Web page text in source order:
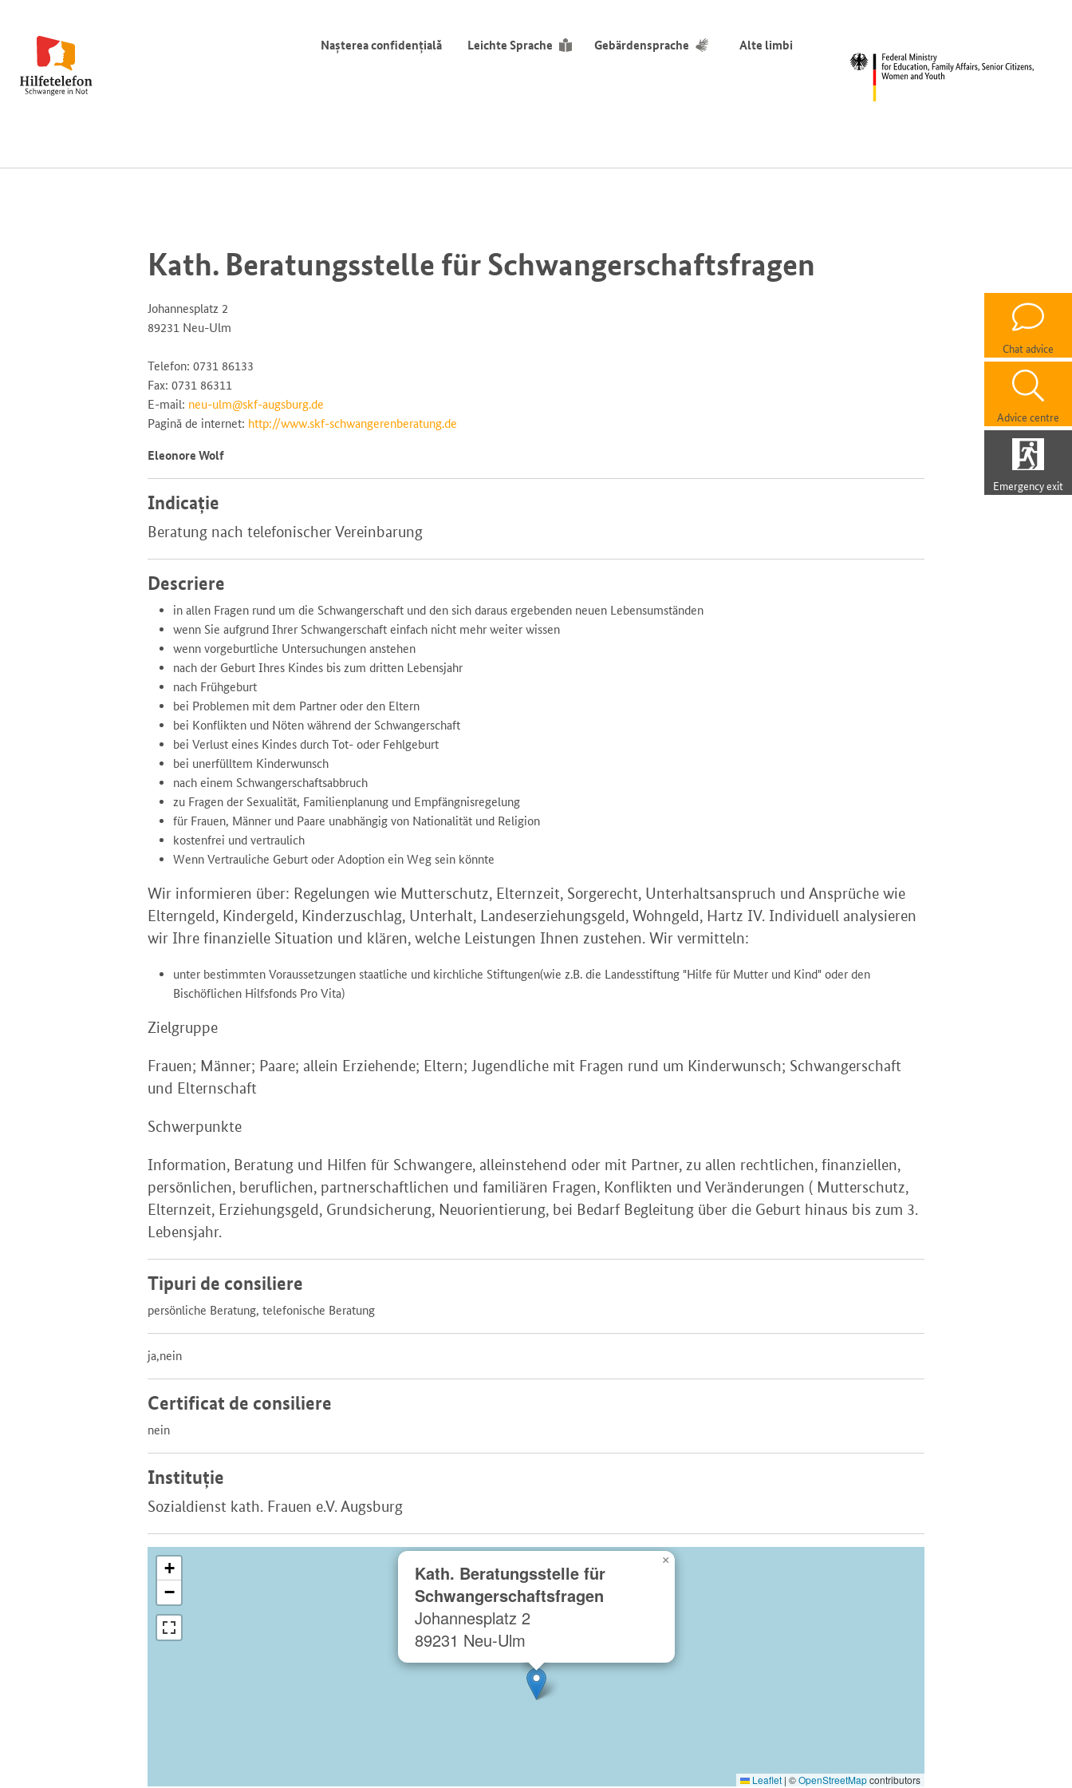
Nașterea confidențială Leichte Sprache Gebärdensprache Alte limbi
Chat advice
Advice centre
Emergency exit
Kath. Beratungsstelle für Schwangerschaftsfragen
Johannesplatz 2
89231 Neu-Ulm
Telefon: 0731 86133
Fax: 0731 86311
E-mail: neu-ulm@skf-augsburg.de
Pagină de internet: http://www.skf-schwangerenberatung.de
Eleonore Wolf
Indicație
Beratung nach telefonischer Vereinbarung
Descriere
in allen Fragen rund um die Schwangerschaft und den sich daraus ergebenden neuen Lebensumständen
wenn Sie aufgrund Ihrer Schwangerschaft einfach nicht mehr weiter wissen
wenn vorgeburtliche Untersuchungen anstehen
nach der Geburt Ihres Kindes bis zum dritten Lebensjahr
nach Frühgeburt
bei Problemen mit dem Partner oder den Eltern
bei Konflikten und Nöten während der Schwangerschaft
bei Verlust eines Kindes durch Tot- oder Fehlgeburt
bei unerfülltem Kinderwunsch
nach einem Schwangerschaftsabbruch
zu Fragen der Sexualität, Familienplanung und Empfängnisregelung
für Frauen, Männer und Paare unabhängig von Nationalität und Religion
kostenfrei und vertraulich
Wenn Vertrauliche Geburt oder Adoption ein Weg sein könnte
Wir informieren über: Regelungen wie Mutterschutz, Elternzeit, Sorgerecht, Unterhaltsanspruch und Ansprüche wie
Elterngeld, Kindergeld, Kinderzuschlag, Unterhalt, Landeserziehungsgeld, Wohngeld, Hartz IV. Individuell analysieren
wir Ihre finanzielle Situation und klären, welche Leistungen Ihnen zustehen. Wir vermitteln:
unter bestimmten Voraussetzungen staatliche und kirchliche Stiftungen(wie z.B. die Landesstiftung "Hilfe für Mutter und Kind" oder den
Bischöflichen Hilfsfonds Pro Vita)
Zielgruppe
Frauen; Männer; Paare; allein Erziehende; Eltern; Jugendliche mit Fragen rund um Kinderwunsch; Schwangerschaft
und Elternschaft
Schwerpunkte
Information, Beratung und Hilfen für Schwangere, alleinstehend oder mit Partner, zu allen rechtlichen, finanziellen,
persönlichen, beruflichen, partnerschaftlichen und familiären Fragen, Konflikten und Veränderungen ( Mutterschutz,
Elternzeit, Erziehungsgeld, Grundsicherung, Neuorientierung, bei Bedarf Begleitung über die Geburt hinaus bis zum 3.
Lebensjahr.
Tipuri de consiliere
persönliche Beratung, telefonische Beratung
ja,nein
Certificat de consiliere
nein
Instituție
Sozialdienst kath. Frauen e.V. Augsburg
Kath. Beratungsstelle für
Schwangerschaftsfragen
Johannesplatz 2
89231 Neu-Ulm
×
+
−
Leaflet | ©OpenStreetMapcontributors